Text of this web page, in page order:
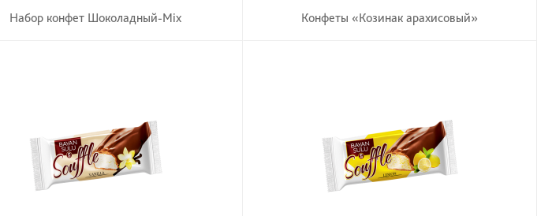
Набор конфет Шоколадный-Mix Конфеты «Козинак арахисовый»